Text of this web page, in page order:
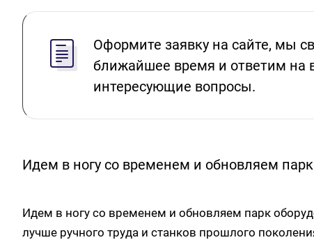
Оформите заявку на сайте, мы
ближайшее время и ответим на
интересующие вопросы.
Идем в ногу со временем и обновляем
Идем в ногу со временем и обновляем парк
лучше ручного труда и станков прошлого